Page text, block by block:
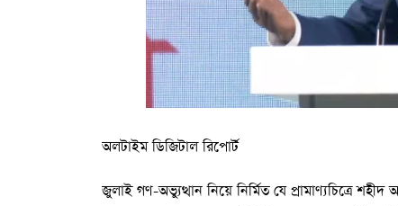
অলটাইম ডিজিটাল রিপোর্ট
জুলাই গণ-অভ্যুত্থান নিয়ে নির্মিত যে প্রামাণ্যচিত্রে